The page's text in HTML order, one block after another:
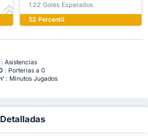
1.22 Goles Esperados
52 Percentil
Asistencias
: Porterías a 0
: Minutos Jugados